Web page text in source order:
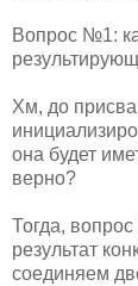
Вопрос №1:
Хм, до
она будет
верно?
Тогда,
результат
соединяем